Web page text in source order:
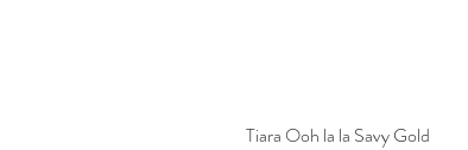
Tiara Ooh la la Savy Gold